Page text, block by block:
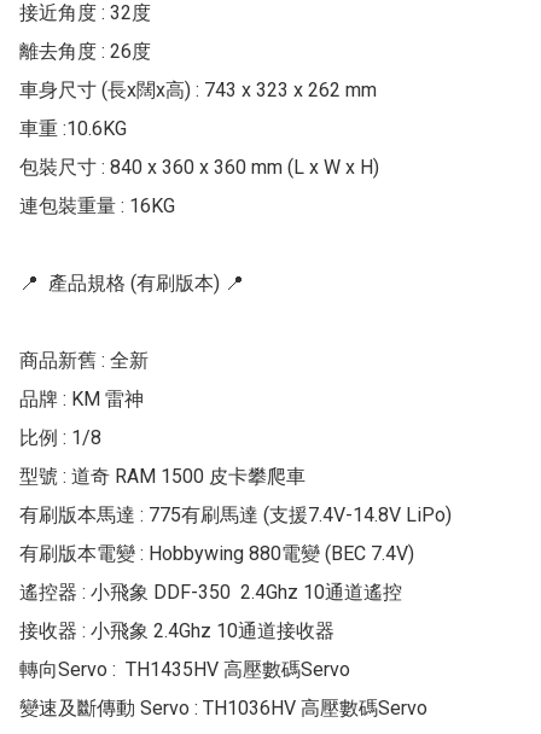
接近角度 : 32度
離去角度 : 26度
車身尺寸 (長x闊x高) : 743 x 323 x 262 mm
車重 :10.6KG
包裝尺寸 : 840 x 360 x 360 mm (L x W x H)
連包裝重量 : 16KG
📍  產品規格 (有刷版本) 📍
商品新舊 : 全新
品牌 : KM 雷神
比例 : 1/8
型號 : 道奇 RAM 1500 皮卡攀爬車
有刷版本馬達 : 775有刷馬達 (支援7.4V-14.8V LiPo)
有刷版本電變 : Hobbywing 880電變 (BEC 7.4V)
遙控器 : 小飛象 DDF-350  2.4Ghz 10通道遙控
接收器 : 小飛象 2.4Ghz 10通道接收器
轉向Servo :  TH1435HV 高壓數碼Servo
變速及斷傳動 Servo : TH1036HV 高壓數碼Servo